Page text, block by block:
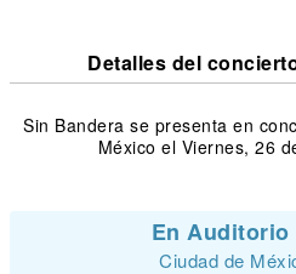
Detalles del
Sin Bandera se presenta en
México el Viernes, 26
En Auditorio
Ciudad de